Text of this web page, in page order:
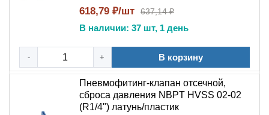
В качестве защитного элемента для
давленияв компрессорном оборудовании
В системах пневмоавтоматики и технологических
В энергетическом оборудовании и
618,79 ₽/шт 637,14 ₽
В наличии: 37 шт, 1 день
- + В корзину
Пневмофитинг-клапан отсечной,
сброса давления NBPT HVSS 02-02
(R1/4") латунь/пластик